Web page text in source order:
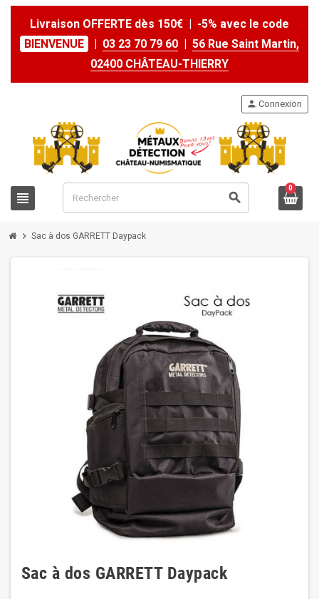
Livraison OFFERTE dès 150€ | -5% avec le code
BIENVENUE
| 03 23 70 79 60 | 56 Rue Saint Martin,
02400 CHÂTEAU-THIERRY
view_headline search
person Connexion
0
chevron_right Sac à dos GARRETT Daypack
Sac à dos GARRETT Daypack